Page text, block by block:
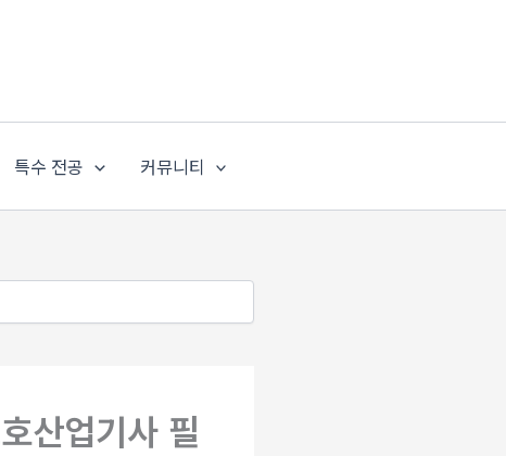
특수 전공 커뮤니티
산업기사 필